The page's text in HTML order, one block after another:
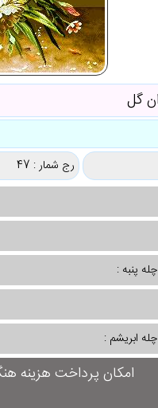
گل
رج شمار : 47
پنبه :
ابریشم :
امکان پرداخت هزینه